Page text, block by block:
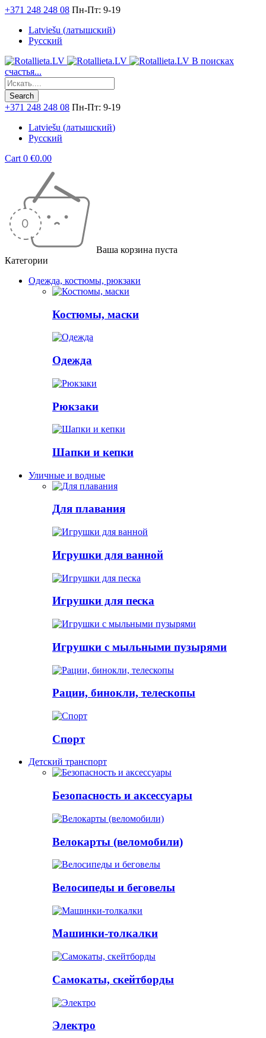
+371 248 248 08 Пн-Пт: 9-19
Latviešu (латышский)
Русский
В поисках
счастья...
+371 248 248 08 Пн-Пт: 9-19
Latviešu (латышский)
Русский
Cart 0 €0.00
Ваша корзина пуста
Категории
Одежда, костюмы, рюкзаки
Костюмы, маски
Одежда
Рюкзаки
Шапки и кепки
Уличные и водные
Для плавания
Игрушки для ванной
Игрушки для песка
Игрушки с мыльными пузырями
Рации, бинокли, телескопы
Спорт
Детский транспорт
Безопасность и аксессуары
Велокарты (веломобили)
Велосипеды и беговелы
Машинки-толкалки
Самокаты, скейтборды
Электро